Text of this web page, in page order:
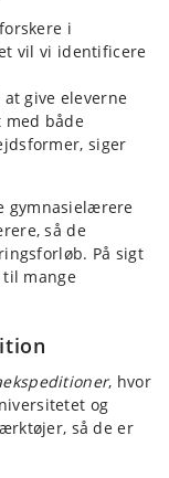
i
vil vi identificere
give eleverne
både
siger
gymnasielærere
så de
På sigt
mange
, hvor
og
så de er